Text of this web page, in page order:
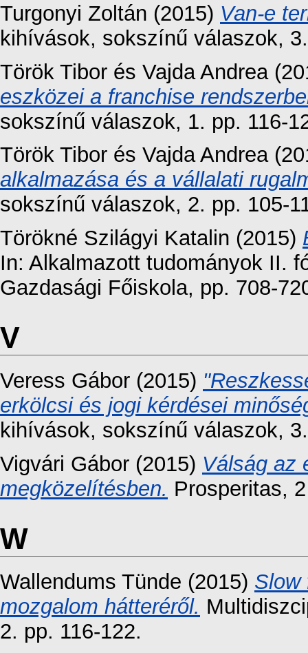
Turgonyi Zoltán (2015) Van-e
kihívások, sokszínű válaszok,
Török Tibor és Vajda Andrea
eszközei a franchise
sokszínű válaszok, 1. pp. 116-
Török Tibor és Vajda Andrea
alkalmazása és a vállalati
sokszínű válaszok, 2. pp. 105-
Törökné Szilágyi Katalin (2015)
In: Alkalmazott tudományok II.
Gazdasági Főiskola, pp. 708-
V
Veress Gábor (2015)
erkölcsi és jogi kérdései
kihívások, sokszínű válaszok,
Vigvári Gábor (2015) Válság az
megközelítésben. Prosperitas,
W
Wallendums Tünde (2015) Slow
mozgalom hátteréről.
2. pp. 116-122.